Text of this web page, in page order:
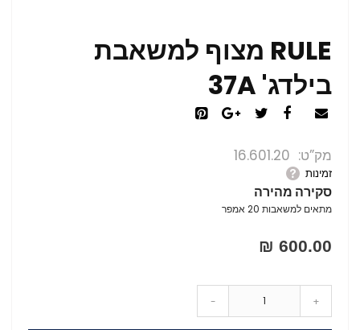
RULE מצוף למשאבת
בילדג' 37A
מק”ט 16.601.20
זמינות
סקירה מהירה
מתאים למשאבות 20 אמפר
600.00 ₪
- +